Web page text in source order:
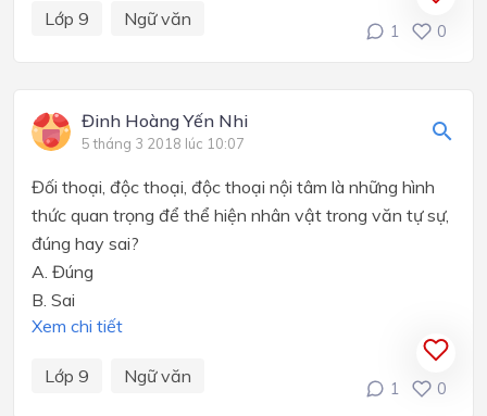
Lớp 9 Ngữ văn
1 0
Đinh Hoàng Yến Nhi
5 tháng 3 2018 lúc 10:07
Đối thoại, độc thoại, độc thoại nội tâm là những hình
thức quan trọng để thể hiện nhân vật trong văn tự sự,
đúng hay sai?
A. Đúng
B. Sai
Xem chi tiết
Lớp 9 Ngữ văn
1 0